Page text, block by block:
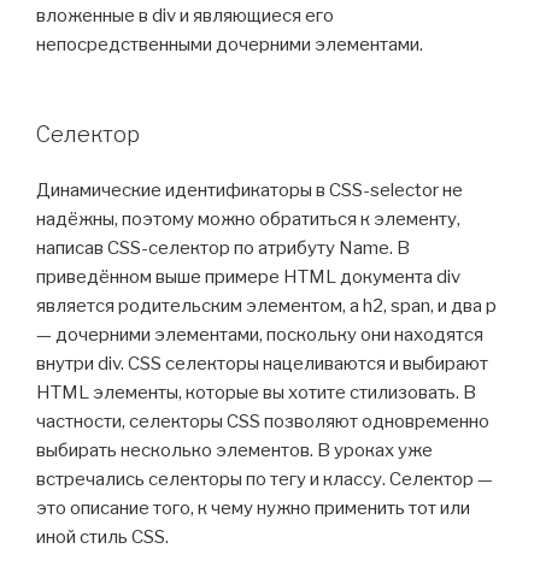
вложенные в div и являющиеся его
непосредственными дочерними элементами.
Селектор
Динамические идентификаторы в CSS-selector не
надёжны, поэтому можно обратиться к элементу,
написав CSS-селектор по атрибуту Name. В
приведённом выше примере HTML документа div
является родительским элементом, а h2, span, и два p
— дочерними элементами, поскольку они находятся
внутри div. CSS селекторы нацеливаются и выбирают
HTML элементы, которые вы хотите стилизовать. В
частности, селекторы CSS позволяют одновременно
выбирать несколько элементов. В уроках уже
встречались селекторы по тегу и классу. Селектор —
это описание того, к чему нужно применить тот или
иной стиль CSS.